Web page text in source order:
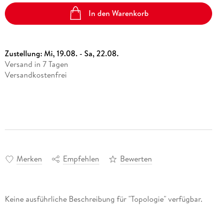
In den Warenkorb
Zustellung:Mi, 19.08. - Sa, 22.08.
Versand in 7 Tagen
Versandkostenfrei
Merken Empfehlen Bewerten
Keine ausführliche Beschreibung für "Topologie" verfügbar.